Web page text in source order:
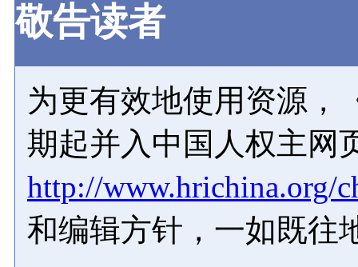
敬告读者
为更有效地使用资源，
期起并入中国人权主网
http://www.hrichina.org/
和编辑方针，一如既往